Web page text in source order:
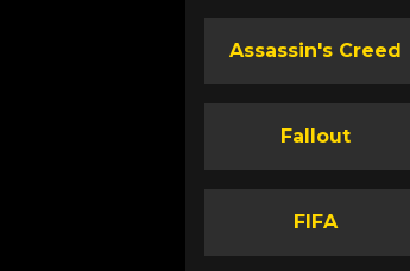
špatné, jen výrazně
A přesně opačně je to s
překvapily. Čekaly
vůbec nic, ale když
Assassin's Creed
Fallout
FIFA